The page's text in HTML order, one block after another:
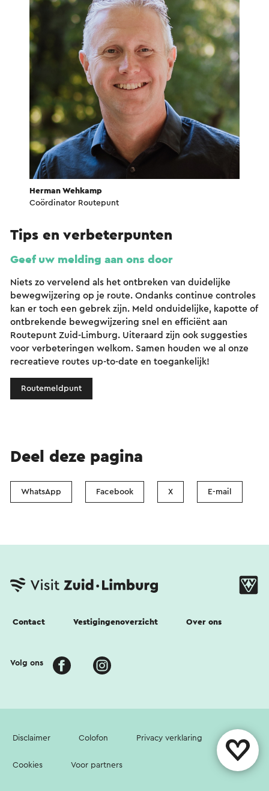
Herman Wehkamp
Coördinator Routepunt
Tips en verbeterpunten
Geef uw melding aan ons door
Niets zo vervelend als het ontbreken van duidelijke
bewegwijzering op je route. Ondanks continue controles
kan er toch een gebrek zijn. Meld onduidelijke, kapotte of
ontbrekende bewegwijzering snel en efficiënt aan
Routepunt Zuid-Limburg. Uiteraard zijn ook suggesties
voor verbeteringen welkom. Samen houden we al onze
recreatieve routes up-to-date en toegankelijk!
Routemeldpunt
Deel deze pagina
WhatsApp Facebook X E-mail
Contact Vestigingenoverzicht Over ons
Volg ons
Disclaimer Colofon Privacy verklaring
Cookies Voor partners